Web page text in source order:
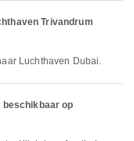
Trivandrum
Luchthaven Dubai.
op